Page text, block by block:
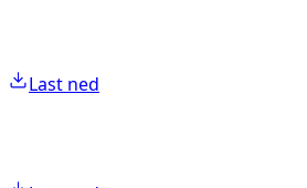
Last ned